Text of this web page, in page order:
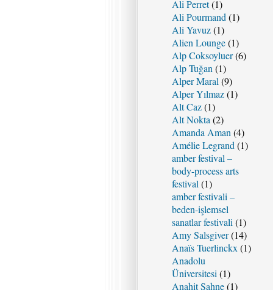
Ali Perret(1)
Ali Pourmand (1)
Ali Yavuz(1)
Alien Lounge(1)
Alp Coksoyluer(6)
Alp Tuğan (1)
Alper Maral (9)
Alper Yılmaz(1)
Alt Caz(1)
Alt Nokta (2)
Amanda Aman (4)
Amélie Legrand (1)
amber festival –
body-process arts
festival (1)
amber festivali –
beden-işlemsel
sanatlar festivali (1)
Amy Salsgiver(14)
Anaïs Tuerlinckx (1)
Anadolu
Üniversitesi (1)
Anahit Sahne(1)